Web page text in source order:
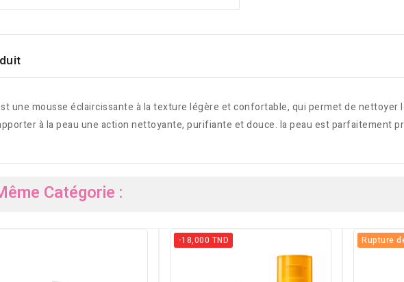
une mousse éclaircissante à la texture légère et confortable, qui permet de
à la peau une action nettoyante, purifiante et douce. la peau est parfaitement
Catégorie :
-18,000 TND Rupture